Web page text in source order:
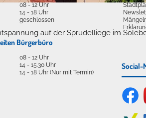
auf der Sprudelliege im
08 - 12 Uhr
14 - 18 Uhr
geschlossen
Bürgerbüro
08 - 12 Uhr
14 - 15.30 Uhr
14 - 18 Uhr (Nur mit Termin)
Social-